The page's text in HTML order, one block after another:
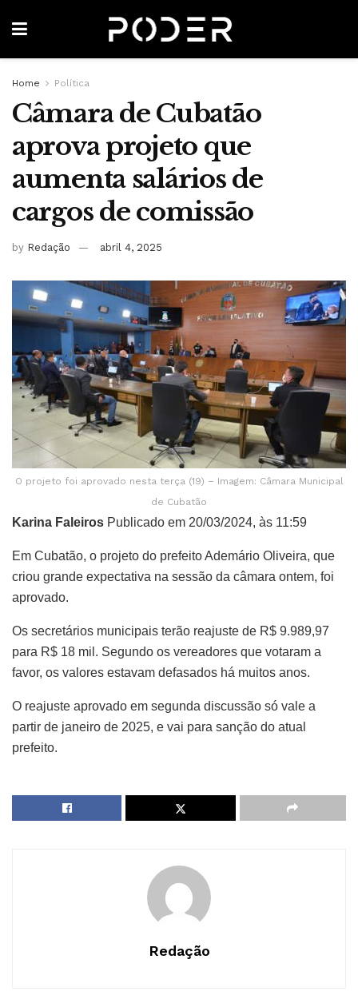
Home Política
Câmara de Cubatão
aprova projeto que
aumenta salários de
cargos de comissão
by Redação abril 4, 2025
O projeto foi aprovado nesta terça (19) – Imagem: Câmara Municipal
de Cubatão
Karina Faleiros Publicado em 20/03/2024, às 11:59
Em Cubatão, o projeto do prefeito Ademário Oliveira, que
criou grande expectativa na sessão da câmara ontem, foi
aprovado.
Os secretários municipais terão reajuste de R$ 9.989,97
para R$ 18 mil. Segundo os vereadores que votaram a
favor, os valores estavam defasados há muitos anos.
O reajuste aprovado em segunda discussão só vale a
partir de janeiro de 2025, e vai para sanção do atual
prefeito.
Redação